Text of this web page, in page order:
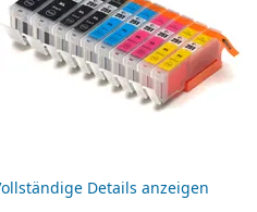
Details anzeigen